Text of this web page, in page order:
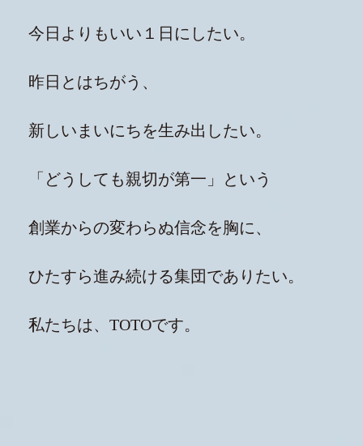
今日よりもいい１日にしたい。
昨日とはちがう、
新しいまいにちを生み出したい。
「どうしても親切が第一」という
創業からの変わらぬ信念を胸に、
ひたすら進み続ける集団でありたい。
私たちは、TOTOです。